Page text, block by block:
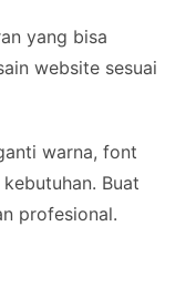
yang bisa
website sesuai
warna, font
Buat
profesional.